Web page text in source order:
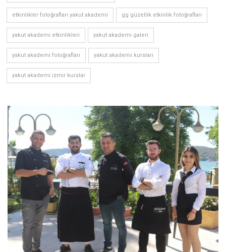
etkinlikler fotoğrafları yakut akademi gg güzellik etkinlik fotoğrafları
yakut akademi etkinlikleri yakut akademi galeri
yakut akademi fotoğrafları yakut akademi kursları
yakut akademi izmir kurslar